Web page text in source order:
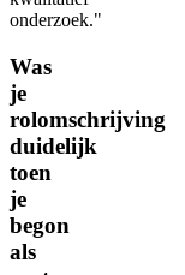
onderzoek."
Was
je
rolomschrijving
duidelijk
toen
je
begon
als